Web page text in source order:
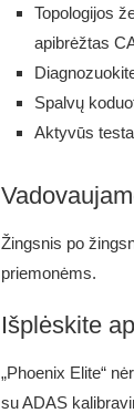
Topologijos
apibrėžtas
Spalvų
Aktyvūs
Žingsnis po
priemonėms.
Išplėskite
„Phoenix Elite“
su ADAS